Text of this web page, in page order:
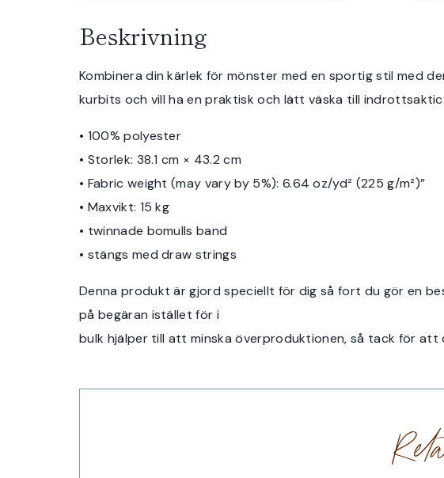
Beskrivning
Kombinera din kärlek för mönster med en sportig stil med
kurbits och vill ha en praktisk och lätt väska till
• 100% polyester
• Storlek: 38.1 cm × 43.2 cm
• Fabric weight (may vary by 5%): 6.64 oz/yd² (225 g/m²)”
• Maxvikt: 15 kg
• twinnade bomulls band
• stängs med draw strings
Denna produkt är gjord speciellt för dig så fort du gör en
på begäran istället för i
bulk hjälper till att minska överproduktionen, så tack för